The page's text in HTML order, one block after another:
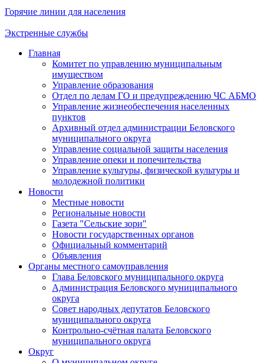
Горячие линии для населения
Экстренные службы
Главная
Комитет по управлению муниципальным
имуществом
Управление образования
Отдел по делам ГО и предупреждению ЧС АБМО
Управление жизнеобеспечения населенных
пунктов
Архивный отдел администрации Беловского
муниципального округа
Управление социальной защиты населения
Управление опеки и попечительства
Управление культуры, физической культуры и
молодежной политики
Новости
Местные новости
Региональные новости
Газета "Сельские зори"
Новости государственных органов
Официальный комментарий
Объявления
Органы местного самоуправления
Глава Беловского муниципального округа
Администрация Беловского муниципального
округа
Совет народных депутатов Беловского
муниципального округа
Контрольно-счётная палата Беловского
муниципального округа
Округ